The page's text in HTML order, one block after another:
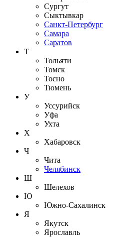
Сургут
Сыктывкар
Санкт-Петербург
Самара
Саратов
Т
Тольяти
Томск
Тосно
Тюмень
У
Уссурийск
Уфа
Ухта
Х
Хабаровск
Ч
Чита
Челябинск
Ш
Шелехов
Ю
Южно-Сахалинск
Я
Якутск
Ярославль